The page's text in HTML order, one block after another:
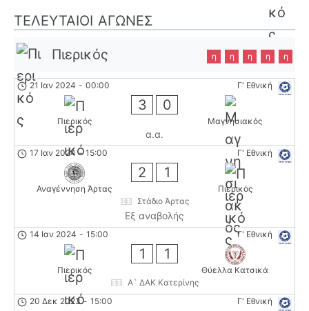
ΤΕΛΕΥΤΑΊΟΙ ΑΓΏΝΕΣ
Πιερικός η η η η η
Γ' Εθνική
21 Ιαν 2024 - 00:00
Πιερικός
3 0
Μαγνησιακός
α.α.
Γ' Εθνική
17 Ιαν 2024 - 15:00
Αναγέννηση Άρτας
2 1
Πιερικός
Στάδιο Άρτας
Εξ αναβολής
Γ' Εθνική
14 Ιαν 2024 - 15:00
Πιερικός
1 1
Θύελλα Κατσικά
Α` ΔΑΚ Κατερίνης
Γ' Εθνική
20 Δεκ 2023 - 15:00